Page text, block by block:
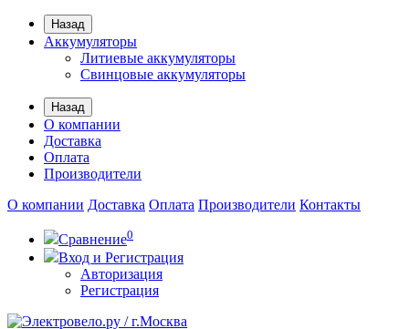
Назад
Аккумуляторы
Литиевые аккумуляторы
Свинцовые аккумуляторы
Назад
О компании
Доставка
Оплата
Производители
О компании Доставка Оплата Производители Контакты
Сравнение0
Вход и Регистрация
Авторизация
Регистрация